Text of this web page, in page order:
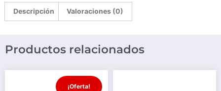
Descripción Valoraciones (0)
Productos relacionados
¡Oferta!